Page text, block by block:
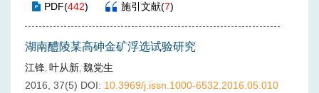
PDF(442) 施引文献(7)
湖南醴陵某高砷金矿浮选试验研究
江锋, 叶从新, 魏党生
2016, 37(5) DOI: 10.3969/j.issn.1000-6532.2016.05.010